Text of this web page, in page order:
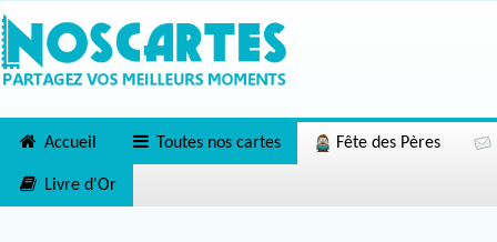
Accueil Toutes nos cartes Fête des Pères
Livre d'Or